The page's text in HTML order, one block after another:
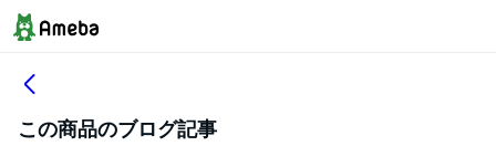
この商品のブログ記事